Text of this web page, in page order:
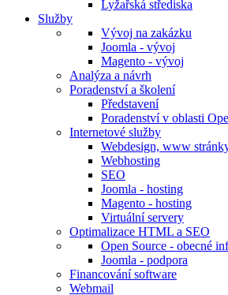
Lyžařská střediska
Služby
Vývoj na zakázku
Joomla - vývoj
Magento - vývoj
Analýza a návrh
Poradenství a školení
Představení
Poradenství v oblasti
Internetové služby
Webdesign, www
Webhosting
SEO
Joomla - hosting
Magento - hosting
Virtuální servery
Optimalizace HTML a SEO
Open Source - obecné
Joomla - podpora
Financování software
Webmail